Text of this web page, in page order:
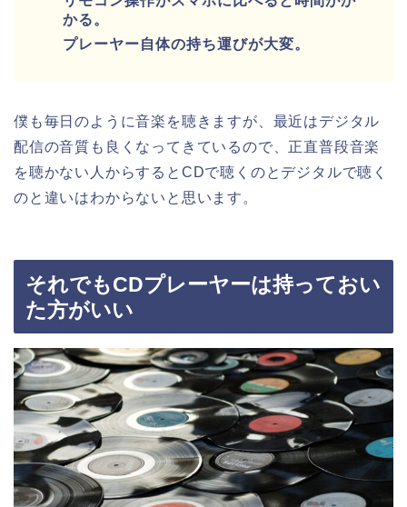
かる。
プレーヤー自体の持ち運びが大変。
僕も毎日のように音楽を聴きますが、最近はデジタル
配信の音質も良くなってきているので、正直普段音楽
を聴かない人からするとCDで聴くのとデジタルで聴く
のと違いはわからないと思います。
それでもCDプレーヤーは持っておい
た方がいい